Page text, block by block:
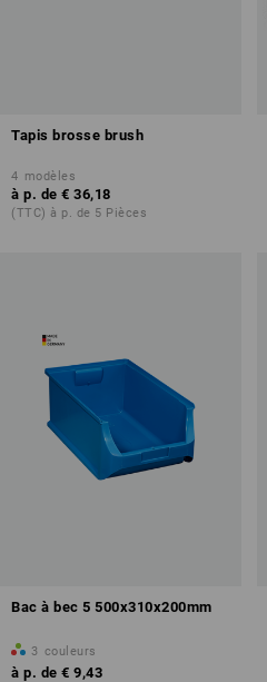
Tapis brosse brush
4 modèles
à p. de € 36,18
(TTC) à p. de 5 Pièces
Bac à bec 5 500x310x200mm
3 couleurs
à p. de € 9,43